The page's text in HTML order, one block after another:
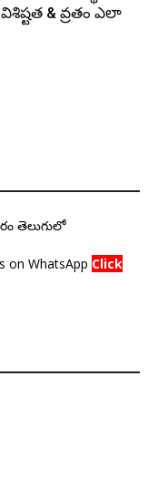
& వ్రతం ఎలా
తెలుగులో
on WhatsApp Click